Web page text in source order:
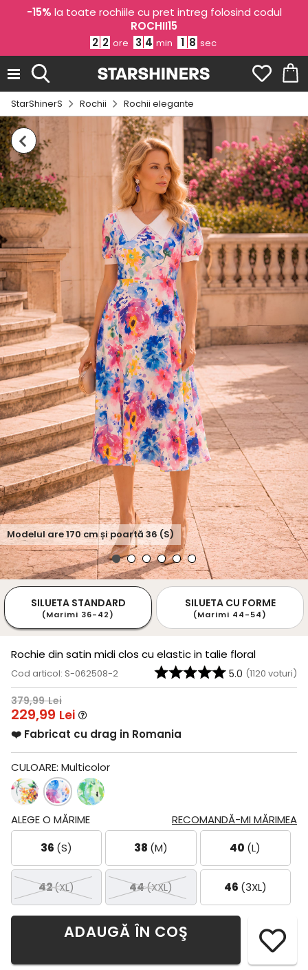
-15% la toate rochiile cu pret intreg folosind codul
ROCHII15
2 2 ore 3 4 min 1 7 sec
StarShinerS Rochii Rochii elegante
Modelul are170cm și poartă36 (S)
SILUETA STANDARD
(Marimi 36-42)
SILUETA CU FORME
(Marimi 44-54)
Rochie din satin midi clos cu elastic in talie floral
Cod articol: S-062508-2 5.0 (1120 voturi)
379,99 Lei
229,99 Lei
❤️ Fabricat cu drag in Romania
CULOARE: Multicolor
RECOMANDĂ-MI MĂRIMEA
ALEGE O MĂRIME
36 (S) 38 (M) 40 (L)
42(XL) 44(XXL) 46 (3XL)
ADAUGĂ ÎN COŞ